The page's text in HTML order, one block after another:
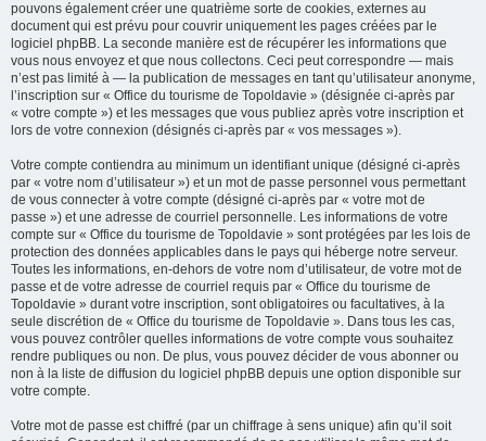
pouvons également créer une quatrième sorte de cookies, externes au
document qui est prévu pour couvrir uniquement les pages créées par le
logiciel phpBB. La seconde manière est de récupérer les informations que
vous nous envoyez et que nous collectons. Ceci peut correspondre — mais
n’est pas limité à — la publication de messages en tant qu’utilisateur anonyme,
l’inscription sur « Office du tourisme de Topoldavie » (désignée ci-après par
« votre compte ») et les messages que vous publiez après votre inscription et
lors de votre connexion (désignés ci-après par « vos messages »).
Votre compte contiendra au minimum un identifiant unique (désigné ci-après
par « votre nom d’utilisateur ») et un mot de passe personnel vous permettant
de vous connecter à votre compte (désigné ci-après par « votre mot de
passe ») et une adresse de courriel personnelle. Les informations de votre
compte sur « Office du tourisme de Topoldavie » sont protégées par les lois de
protection des données applicables dans le pays qui héberge notre serveur.
Toutes les informations, en-dehors de votre nom d’utilisateur, de votre mot de
passe et de votre adresse de courriel requis par « Office du tourisme de
Topoldavie » durant votre inscription, sont obligatoires ou facultatives, à la
seule discrétion de « Office du tourisme de Topoldavie ». Dans tous les cas,
vous pouvez contrôler quelles informations de votre compte vous souhaitez
rendre publiques ou non. De plus, vous pouvez décider de vous abonner ou
non à la liste de diffusion du logiciel phpBB depuis une option disponible sur
votre compte.
Votre mot de passe est chiffré (par un chiffrage à sens unique) afin qu’il soit